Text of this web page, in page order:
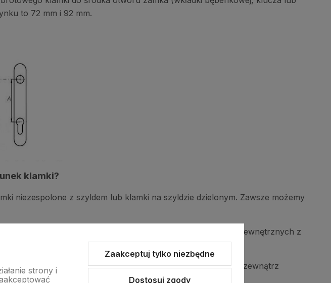
to 72 mm i 92 mm.
klamki?
niezespolone z szyldem lub klamki na szyldzie dzielonym. Zawsze możemy
pokrętłem WC) lub klamek na długim szyldzie do drzwi wewnętrznych z
stronę skierowana jest rękojeść kiedy patrzymy na nią z zewnątrz
strony i
Zaakceptuj tylko niezbędne
Dostosuj zgody